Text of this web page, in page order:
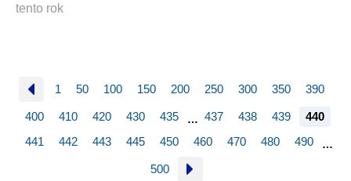
tento rok
1 50 100 150 200 250 300 350 390
400 410 420 430 435 … 437 438 439
440
441
442 443 445 450 460 470 480 490 …
500